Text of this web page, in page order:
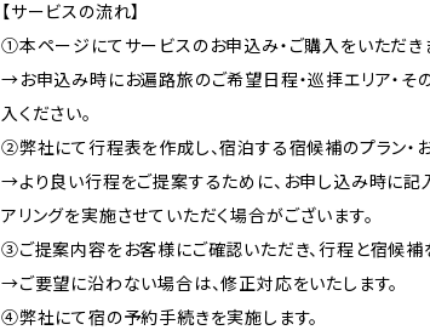
【サービスの流れ】
①本ページにてサービスのお申込み・ご購入をいただき
→お申込み時にお遍路旅のご希望日程・巡拝エリア・
入ください。
②弊社にて行程表を作成し、宿泊する宿候補のプラン・
→より良い行程をご提案するために、お申し込み時に記
アリングを実施させていただく場合がございます。
③ご提案内容をお客様にご確認いただき、行程と宿候補
→ご要望に沿わない場合は、修正対応をいたします。
④弊社にて宿の予約手続きを実施します。